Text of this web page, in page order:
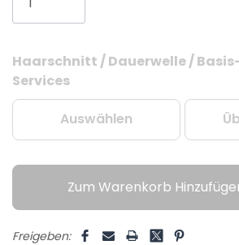
Aktueller
Lagerbestand:
Haarschnitt / Dauerwelle /
Services
Auswählen
Zum Warenkorb
Freigeben: